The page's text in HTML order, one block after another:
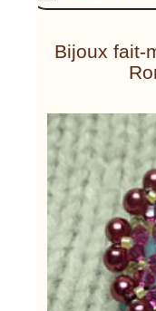
Bijoux fait-